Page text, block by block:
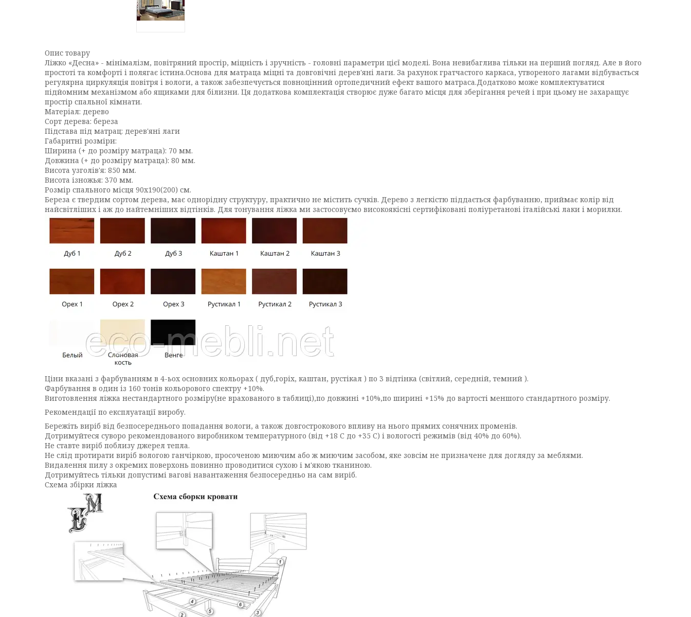
Опис товару
Ліжко «Десна» - мінімалізм, повітряний простір, міцність і зручність - головні параметри цієї моделі. Вона невибаглива тільки на перший погляд. Але в його
простоті та комфорті і полягає істина.Основа для матраца міцні та довговічні дерев'яні лаги. За рахунок гратчастого каркаса, утвореного лагами відбувається
регулярна циркуляція повітря і вологи, а також забезпечується повноцінний ортопедичний ефект вашого матраса.Додатково може комплектуватися
підйомним механізмом або ящиками для білизни. Ця додаткова комплектація створює дуже багато місця для зберігання речей і при цьому не захаращує
простір спальної кімнати.
Матеріал: дерево
Сорт дерева: береза
Підстава під матрац: дерев'яні лаги
Габаритні розміри:
Ширина (+ до розміру матраца): 70 мм.
Довжина (+ до розміру матраца): 80 мм.
Висота узголів'я: 850 мм.
Висота ізножья: 370 мм.
Розмір спального місця 90х190(200) см.
Береза є твердим сортом дерева, має однорідну структуру, практично не містить сучків. Дерево з легкістю піддається фарбуванню, приймає колір від
найсвітліших і аж до найтемніших відтінків. Для тонування ліжка ми застосовуємо високоякісні сертифіковані поліуретанові італійські лаки і морилки.
Ціни вказані з фарбуванням в 4-ьох основних кольорах ( дуб,горіх, каштан, рустікал ) по 3 відтінка (світлий, середній, темний ).
Фарбування в один із 160 тонів кольорового спектру +10%.
Виготовлення ліжка нестандартного розміру(не врахованого в таблиці),по довжині +10%,по ширині +15% до вартості меншого стандартного розміру.
Рекомендації по експлуатації виробу.
Бережіть виріб від безпосереднього попадання вологи, а також довгострокового впливу на нього прямих сонячних променів.
Дотримуйтеся суворо рекомендованого виробником температурного (від +18 С до +35 С) і вологості режимів (від 40% до 60%).
Не ставте виріб поблизу джерел тепла.
Не слід протирати виріб вологою ганчіркою, просоченою миючим або ж миючим засобом, яке зовсім не призначене для догляду за меблями.
Видалення пилу з окремих поверхонь повинно проводитися сухою і м'якою тканиною.
Дотримуйтесь тільки допустимі вагові навантаження безпосередньо на сам виріб.
Схема збірки ліжка